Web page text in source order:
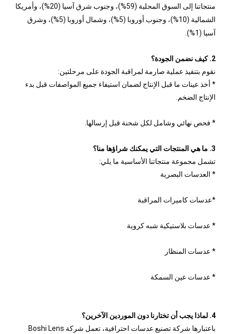
منتجاتنا إلى السوق المحلية (59%)، وجنوب شرق آسيا (20%)، وأمريكا
الشمالية (10%)، وجنوب أوروبا (5%)، وشمال أوروبا (5%)، وشرق
آسيا (1%).
2. كيف نضمن الجودة؟
نقوم بتنفيذ عملية صارمة لمراقبة الجودة على مرحلتين:
* أخذ عينات ما قبل الإنتاج لضمان استيفاء جميع المواصفات قبل بدء
الإنتاج الضخم.
* فحص نهائي وشامل لكل شحنة قبل إرسالها.
3. ما هي المنتجات التي يمكنك شراؤها منا؟
تشمل مجموعة منتجاتنا الأساسية ما يلي:
* العدسات البصرية
*عدسات كاميرات المراقبة
* عدسات بلاستيكية شبه كروية
* عدسات المنظار
* عدسات عين السمكة
4. لماذا يجب أن تختارنا دون الموردين الآخرين؟
باعتبارها شركة تصنيع عدسات احترافية، تعمل شركة Boshi Lens